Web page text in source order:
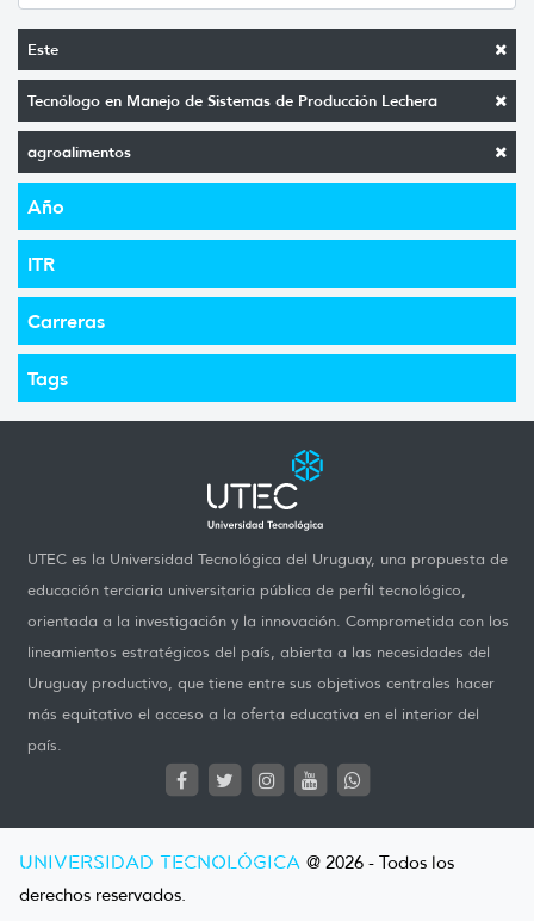
Este
Tecnólogo en Manejo de Sistemas de Producción Lechera
agroalimentos
Año
ITR
Carreras
Tags
UTEC es la Universidad Tecnológica del Uruguay, una propuesta de
educación terciaria universitaria pública de perfil tecnológico,
orientada a la investigación y la innovación. Comprometida con los
lineamientos estratégicos del país, abierta a las necesidades del
Uruguay productivo, que tiene entre sus objetivos centrales hacer
más equitativo el acceso a la oferta educativa en el interior del
país.
UNIVERSIDAD TECNOLÓGICA @ 2026 - Todos los
derechos reservados.